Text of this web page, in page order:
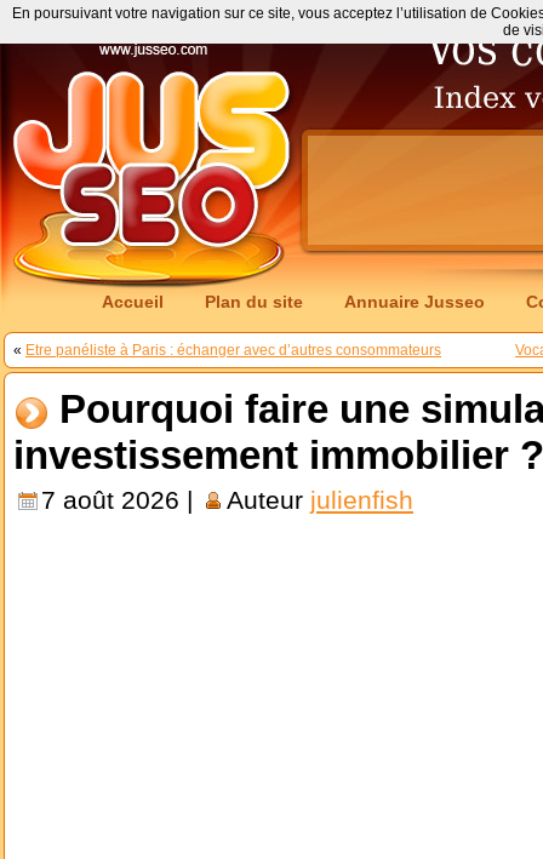
Accueil Plan du site Annuaire Jusseo
« Etre panéliste à Paris : échanger avec d’autres consommateurs
Pourquoi faire une
investissement immobilier ?
7 août 2026 | Auteur julienfish
En poursuivant votre navigation sur ce site, vous acceptez l’utilisation de
de